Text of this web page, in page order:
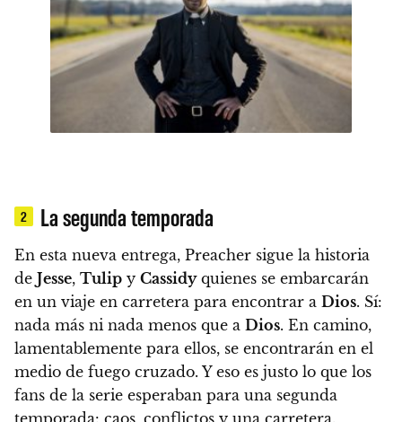
2 La segunda temporada
En esta nueva entrega, Preacher sigue la historia
de Jesse, Tulip y Cassidyquienes se embarcarán
en un viaje en carretera para encontrar a Dios. Sí:
nada más ni nada menos que a Dios. En camino,
lamentablemente para ellos, se encontrarán en el
medio de fuego cruzado. Y eso es justo lo que los
fans de la serie esperaban para una segunda